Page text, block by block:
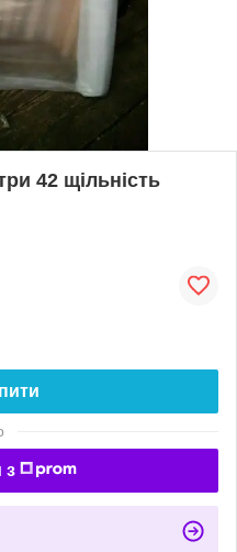
42 щільність
з